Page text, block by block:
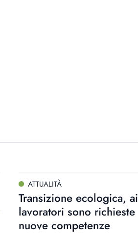
ATTUALITÀ
Transizione ecologica, ai
lavoratori sono richieste
nuove competenze